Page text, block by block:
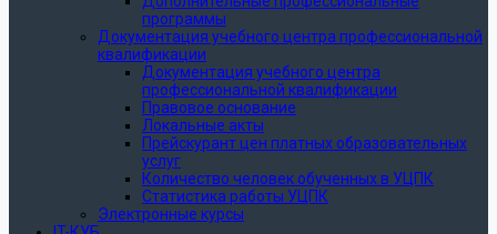
программы
Документация учебного центра профессиональной
квалификации
Документация учебного центра
профессиональной квалификации
Правовое основание
Локальные акты
Прейскурант цен платных образовательных
услуг
Количество человек обученных в УЦПК
Статистика работы УЦПК
Электронные курсы